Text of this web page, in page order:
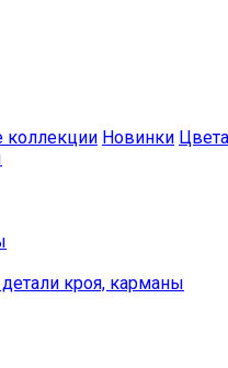
коллекции Новинки Цвета
детали кроя, карманы